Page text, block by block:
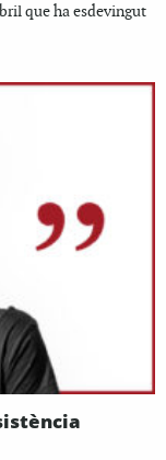
que ha esdevingut